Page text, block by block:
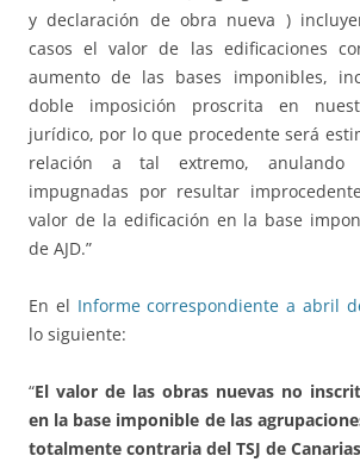
y declaración de obra nueva )
casos el valor de las edificaciones
aumento de las bases imponibles,
doble imposición proscrita en
jurídico, por lo que procedente será
relación a tal extremo, anulando
impugnadas por resultar
valor de la edificación en la base
de AJD.”
En el Informe correspondiente a abril
lo siguiente:
“El valor de las obras nuevas no
en la base imponible de las
totalmente contraria del TSJ de